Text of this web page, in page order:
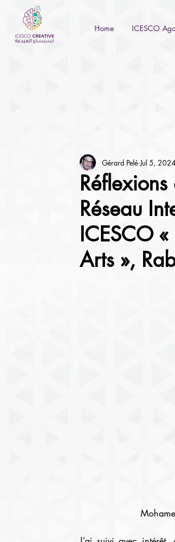
Home ICESCO
Réseau
ICESCO
Arts »,
Gérard Pelé Jul 5, 2024